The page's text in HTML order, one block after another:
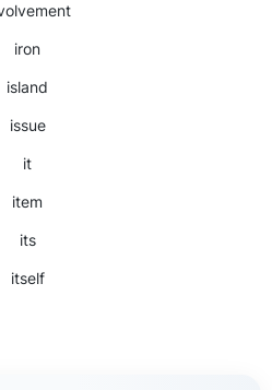
iron
island
issue
it
item
its
itself